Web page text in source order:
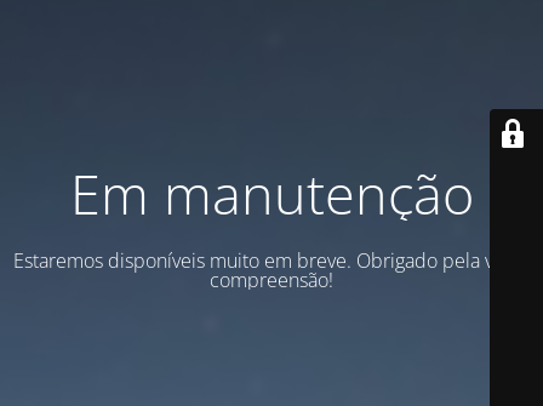
Em manutenção
Estaremos disponíveis muito em breve. Obrigado pela vossa
compreensão!